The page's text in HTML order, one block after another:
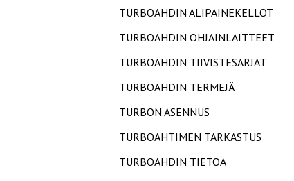
TURBOAHDIN ALIPAINEKELLOT
TURBOAHDIN OHJAINLAITTEET
TURBOAHDIN TIIVISTESARJAT
TURBOAHDIN TERMEJÄ
TURBON ASENNUS
TURBOAHTIMEN TARKASTUS
TURBOAHDIN TIETOA